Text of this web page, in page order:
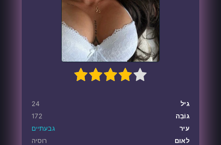
3 4 5
גיל
24
גוֹבַה
172
עיר
גבעתיים
לאום
רוסיה